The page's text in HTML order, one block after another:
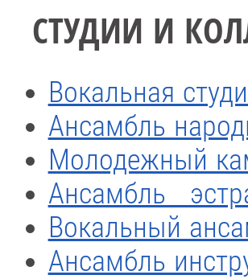
СТУДИИ И
Вокальная
Ансамбль
Молодежный
Ансамбль
Вокальный
Ансамбль